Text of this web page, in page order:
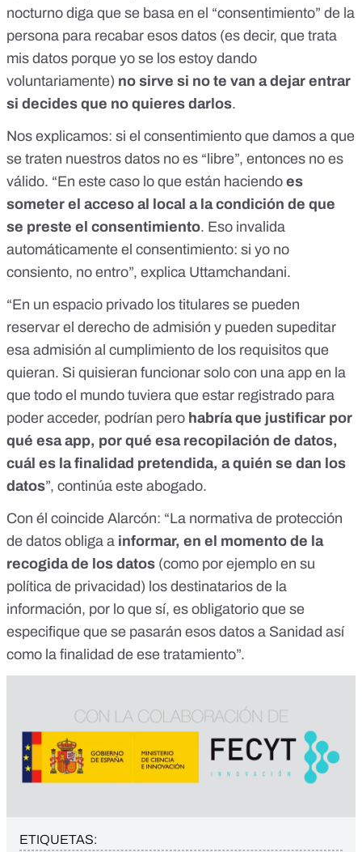
nocturno diga que se basa en el “consentimiento” de la
persona para recabar esos datos (es decir, que trata
mis datos porque yo se los estoy dando
voluntariamente) no sirve si no te van a dejar entrar
si decides que no quieres darlos.
Nos explicamos: si el consentimiento que damos a que
se traten nuestros datos no es “libre”, entonces no es
válido. “En este caso lo que están haciendo es
someter el acceso al local a la condición de que
se preste el consentimiento. Eso invalida
automáticamente el consentimiento: si yo no
consiento, no entro”, explica Uttamchandani.
“En un espacio privado los titulares se pueden
reservar el derecho de admisión y pueden supeditar
esa admisión al cumplimiento de los requisitos que
quieran. Si quisieran funcionar solo con una app en la
que todo el mundo tuviera que estar registrado para
poder acceder, podrían pero habría que justificar por
qué esa app, por qué esa recopilación de datos,
cuál es la finalidad pretendida, a quién se dan los
datos”, continúa este abogado.
Con él coincide Alarcón: “La normativa de protección
de datos obliga a informar, en el momento de la
recogida de los datos (como por ejemplo en su
política de privacidad) los destinatarios de la
información, por lo que sí, es obligatorio que se
especifique que se pasarán esos datos a Sanidad así
como la finalidad de ese tratamiento”.
ETIQUETAS: